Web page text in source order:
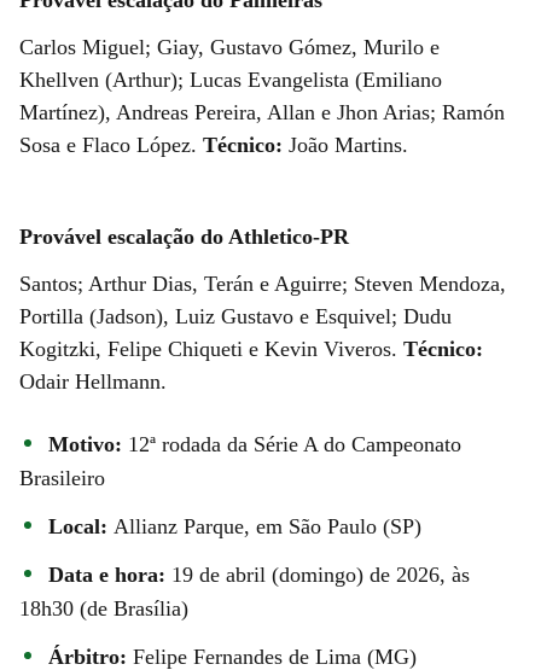
Carlos Miguel; Giay, Gustavo Gómez, Murilo e
Khellven (Arthur); Lucas Evangelista (Emiliano
Martínez), Andreas Pereira, Allan e Jhon Arias; Ramón
Sosa e Flaco López. Técnico: João Martins.
Provável escalação do Athletico-PR
Santos; Arthur Dias, Terán e Aguirre; Steven Mendoza,
Portilla (Jadson), Luiz Gustavo e Esquivel; Dudu
Kogitzki, Felipe Chiqueti e Kevin Viveros. Técnico:
Odair Hellmann.
Motivo: 12ª rodada da Série A do Campeonato
Brasileiro
Local: Allianz Parque, em São Paulo (SP)
Data e hora: 19 de abril (domingo) de 2026, às
18h30 (de Brasília)
Árbitro: Felipe Fernandes de Lima (MG)